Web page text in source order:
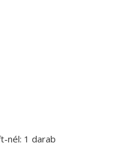
nél: 1 darab